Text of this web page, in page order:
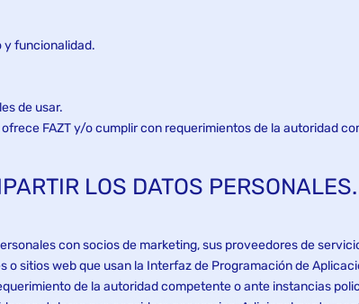
y funcionalidad.
de usar.
FAZT y/o cumplir con requerimientos de la autoridad
LOS DATOS PERSONALES.
con socios de marketing, sus proveedores de
sitios web que usan la Interfaz de Programación de
de la autoridad competente o ante instancias